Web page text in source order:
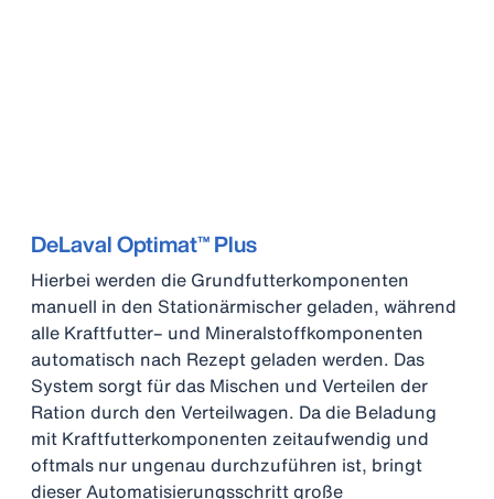
DeLaval Optimat™ Plus
Hierbei werden die Grundfutterkomponenten
manuell in den Stationärmischer geladen, während
alle Kraftfutter– und Mineralstoffkomponenten
automatisch nach Rezept geladen werden. Das
System sorgt für das Mischen und Verteilen der
Ration durch den Verteilwagen. Da die Beladung
mit Kraftfutterkomponenten zeitaufwendig und
oftmals nur ungenau durchzuführen ist, bringt
dieser Automatisierungsschritt große